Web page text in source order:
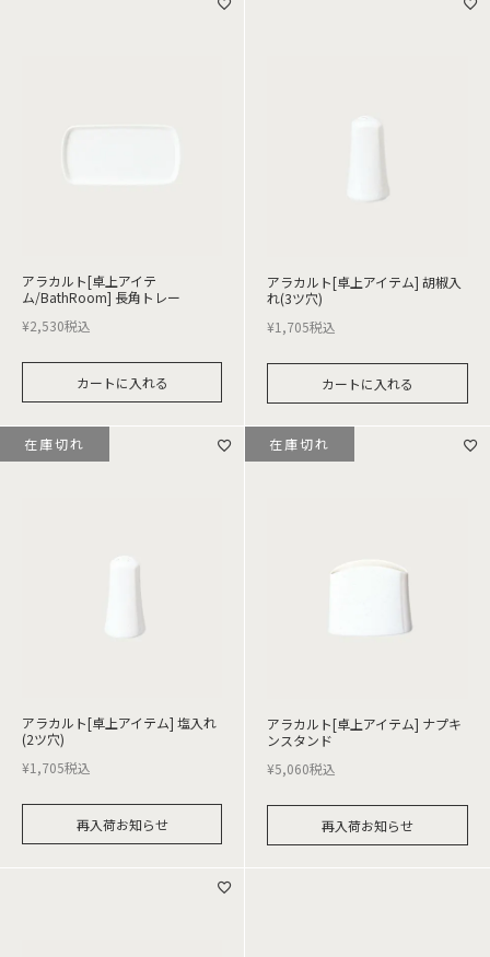
アラカルト[卓上アイテ
ム/BathRoom] 長角トレー
¥2,530税込
カートに入れる
アラカルト[卓上アイテム] 胡椒入
れ(3ツ穴)
¥1,705税込
カートに入れる
アラカルト[卓上アイテム] 塩入れ
(2ツ穴)
¥1,705税込
再入荷お知らせ
在庫切れ
アラカルト[卓上アイテム] ナプキ
ンスタンド
¥5,060税込
再入荷お知らせ
在庫切れ